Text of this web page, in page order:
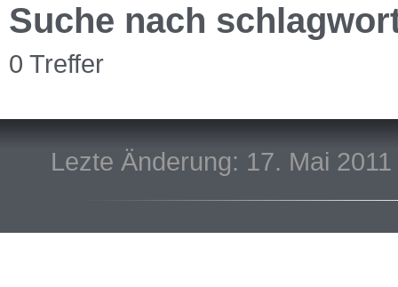
Suche nach
0 Treffer
Lezte Änderung: 17. Mai